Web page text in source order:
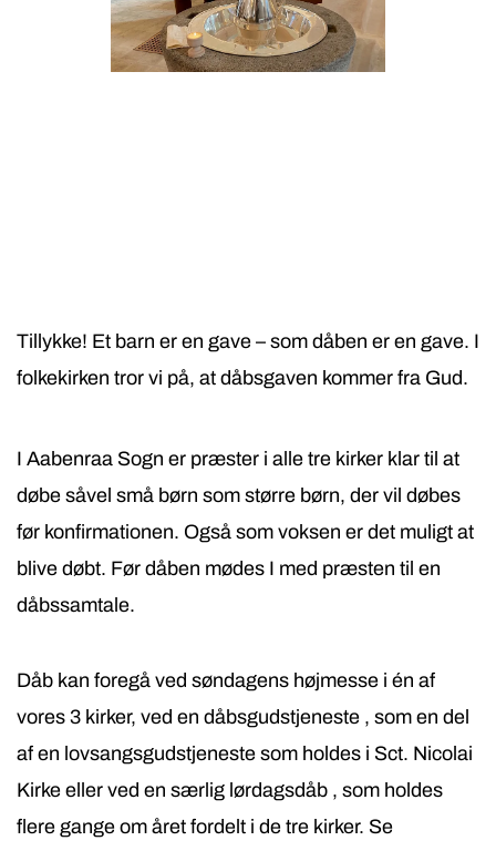
Tillykke! Et barn er en gave – som dåben er en gave. I
folkekirken tror vi på, at dåbsgaven kommer fra Gud.
I Aabenraa Sogn er præster i alle tre kirker klar til at
døbe såvel små børn som større børn, der vil døbes
før konfirmationen. Også som voksen er det muligt at
blive døbt. Før dåben mødes I med præsten til en
dåbssamtale.
Dåb kan foregå ved søndagens højmesse i én af
vores 3 kirker, ved en dåbsgudstjeneste , som en del
af en lovsangsgudstjeneste som holdes i Sct. Nicolai
Kirke eller ved en særlig lørdagsdåb , som holdes
flere gange om året fordelt i de tre kirker. Se